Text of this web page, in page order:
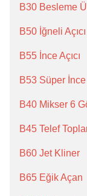
B30 Besleme
B50 İğneli Açıcı
B55 İnce Açıcı
B53 Süper İnce
B40 Mikser 6
B45 Telef
B60 Jet Kliner
B65 Eğik Açan